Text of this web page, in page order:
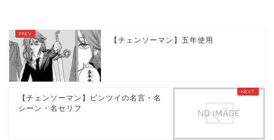
【チェンソーマン】五年使用
【チェンソーマン】ピンツイの名言・名
シーン・名セリフ